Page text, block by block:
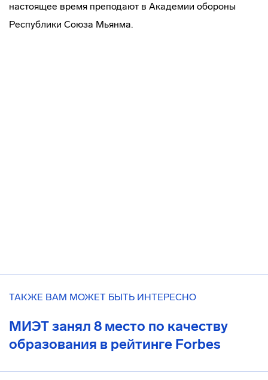
настоящее время преподают в Академии обороны
Республики Союза Мьянма.
ТАКЖЕ ВАМ МОЖЕТ БЫТЬ ИНТЕРЕСНО
МИЭТ занял 8 место по качеству
образования в рейтинге Forbes